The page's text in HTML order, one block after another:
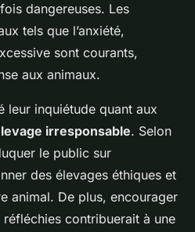
dangereuses. Les
tels que l’anxiété,
sont courants,
aux animaux.
leur inquiétude quant aux
irresponsable. Selon
le public sur
des élevages éthiques et
animal. De plus, encourager
réfléchies contribuerait à une